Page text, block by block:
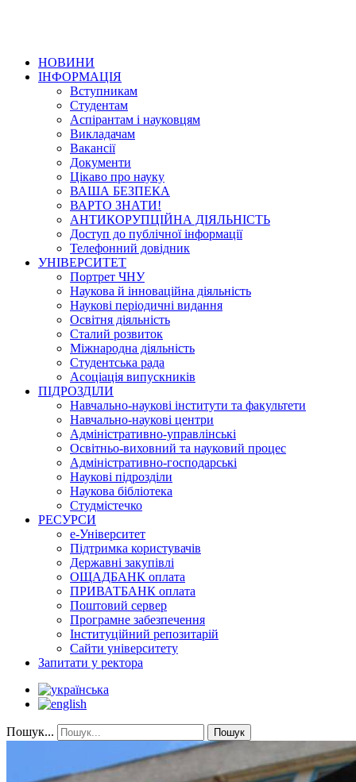
НОВИНИ
ІНФОРМАЦІЯ
Вступникам
Студентам
Аспірантам і науковцям
Викладачам
Вакансії
Документи
Цікаво про науку
ВАША БЕЗПЕКА
ВАРТО ЗНАТИ!
АНТИКОРУПЦІЙНА ДІЯЛЬНІСТЬ
Доступ до публічної інформації
Телефонний довідник
УНІВЕРСИТЕТ
Портрет ЧНУ
Наукова й інноваційна діяльність
Наукові періодичні видання
Освітня діяльність
Сталий розвиток
Міжнародна діяльність
Студентська рада
Асоціація випускників
ПІДРОЗДІЛИ
Навчально-наукові інститути та факультети
Навчально-наукові центри
Адміністративно-управлінські
Освітньо-виховний та науковий процес
Адміністративно-господарські
Наукові підрозділи
Наукова бібліотека
Студмістечко
РЕСУРСИ
е-Університет
Підтримка користувачів
Державні закупівлі
ОЩАДБАНК оплата
ПРИВАТБАНК оплата
Поштовий сервер
Програмне забезпечення
Інституційний репозитарій
Сайти університету
Запитати у ректора
Пошук... Пошук